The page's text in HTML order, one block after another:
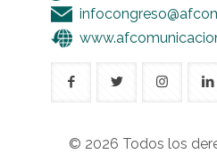
© 2026 Todos los